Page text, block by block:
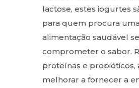
lactose, estes iogurtes
para quem procura uma
alimentação saudável
comprometer o sabor.
proteínas e probióticos,
melhorar a fornecer a